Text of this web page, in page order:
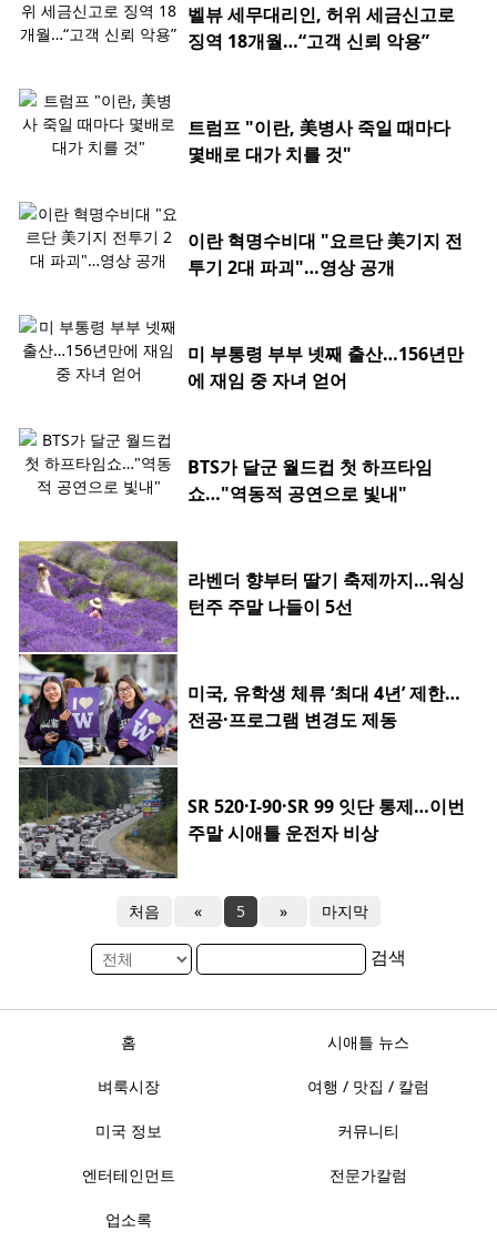
벨뷰 세무대리인, 허위 세금신고로
징역 18개월…“고객 신뢰 악용”
트럼프 "이란, 美병사 죽일 때마다
몇배로 대가 치를 것"
이란 혁명수비대 "요르단 美기지 전
투기 2대 파괴"…영상 공개
미 부통령 부부 넷째 출산…156년만
에 재임 중 자녀 얻어
BTS가 달군 월드컵 첫 하프타임
쇼…"역동적 공연으로 빛내"
라벤더 향부터 딸기 축제까지…워싱
턴주 주말 나들이 5선
미국, 유학생 체류 ‘최대 4년’ 제한…
전공·프로그램 변경도 제동
SR 520·I-90·SR 99 잇단 통제…이번
주말 시애틀 운전자 비상
처음 « 5 » 마지막
검색
홈 시애틀 뉴스
벼룩시장 여행 / 맛집 / 칼럼
미국 정보 커뮤니티
엔터테인먼트 전문가칼럼
업소록